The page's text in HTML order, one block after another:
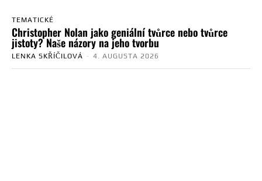
TEMATICKÉ
Christopher Nolan jako geniální tvůrce nebo tvůrce
jistoty? Naše názory na jeho tvorbu
LENKA SKŘÍČILOVÁ - 4. AUGUSTA 2026